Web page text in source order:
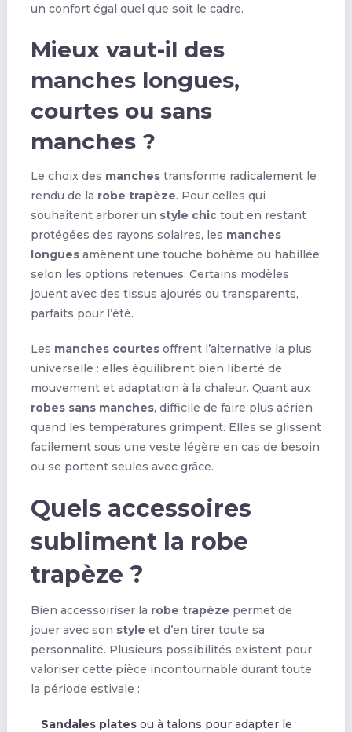
un confort égal quel que soit le cadre.
Mieux vaut-il des
manches longues,
courtes ou sans
manches ?
Le choix des manchestransforme radicalement le
rendu de la robe trapèze. Pour celles qui
souhaitent arborer un style chictout en restant
protégées des rayons solaires, les manches
longuesamènent une touche bohème ou habillée
selon les options retenues. Certains modèles
jouent avec des tissus ajourés ou transparents,
parfaits pour l’été.
Les manches courtesoffrent l’alternative la plus
universelle : elles équilibrent bien liberté de
mouvement et adaptation à la chaleur. Quant aux
robes sans manches, difficile de faire plus aérien
quand les températures grimpent. Elles se glissent
facilement sous une veste légère en cas de besoin
ou se portent seules avec grâce.
Quels accessoires
subliment la robe
trapèze ?
Bien accessoiriser la robe trapèze permet de
jouer avec son style et d’en tirer toute sa
personnalité. Plusieurs possibilités existent pour
valoriser cette pièce incontournable durant toute
la période estivale :
Sandales platesou à talons pour adapter le